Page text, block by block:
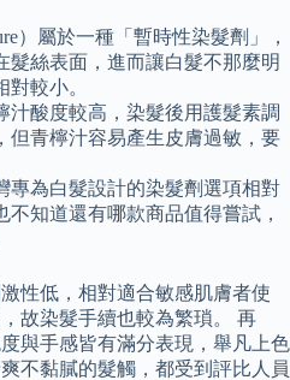
）屬於一種「暫時性染髮劑」，
髮絲表面，進而讓白髮不那麼明
較小。
汁酸度較高，染髮後用護髮素調
但青檸汁容易產生皮膚過敏，要
專為白髮設計的染髮劑選項相對
知道還有哪款商品值得嘗試，
性低，相對適合敏感肌膚者使
故染髮手續也較為繁瑣。 再
與手感皆有滿分表現，舉凡上色
不黏膩的髮觸，都受到評比人員